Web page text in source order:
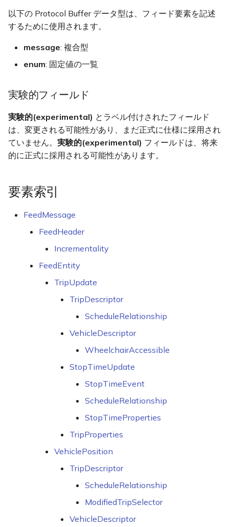
message
enum
値
message EntitySelector
message TranslatedString
message TranslatedImage
message Shape
enum WheelchairBoarding
message Modification
message SelectedTrips
ReplacementStop
以下の Protocol Buffer データ型は、フィード要素を記述
するために使用されます。
message: 複合型
enum: 固定値の一覧
実験的フィールド
実験的(experimental) とラベル付けされたフィールド
は、変更される可能性があり、まだ正式に仕様に採用され
ていません。 実験的(experimental) フィールドは、将来
的に正式に採用される可能性があります。
要素索引
FeedMessage
FeedHeader
Incrementality
FeedEntity
TripUpdate
TripDescriptor
ScheduleRelationship
VehicleDescriptor
WheelchairAccessible
StopTimeUpdate
StopTimeEvent
ScheduleRelationship
StopTimeProperties
TripProperties
VehiclePosition
TripDescriptor
ScheduleRelationship
ModifiedTripSelector
VehicleDescriptor